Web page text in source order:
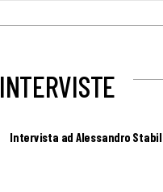
INTERVISTE
Intervista ad Alessandro